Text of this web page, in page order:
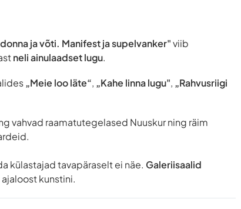
ja võti. Manifest ja supelvanker"viib
neli ainulaadset lugu.
„Meie loo läte“, „Kahe linna lugu", „Rahvusriigi
vahvad raamatutegelased Nuuskur ning räim
külastajad tavapäraselt ei näe. Galeriisaalid
kunstini.